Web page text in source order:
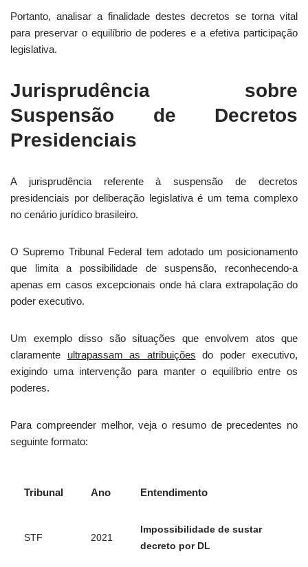
Portanto, analisar a finalidade destes decretos se torna vital
para preservar o equilíbrio de poderes e a efetiva participação
legislativa.
Jurisprudência sobre
Suspensão de Decretos
Presidenciais
A jurisprudência referente à suspensão de decretos
presidenciais por deliberação legislativa é um tema complexo
no cenário jurídico brasileiro.
O Supremo Tribunal Federal tem adotado um posicionamento
que limita a possibilidade de suspensão, reconhecendo-a
apenas em casos excepcionais onde há clara extrapolação do
poder executivo.
Um exemplo disso são situações que envolvem atos que
claramente ultrapassam as atribuições do poder executivo,
exigindo uma intervenção para manter o equilíbrio entre os
poderes.
Para compreender melhor, veja o resumo de precedentes no
seguinte formato:
Tribunal Ano Entendimento
STF 2021
Impossibilidade de sustar
decreto por DL